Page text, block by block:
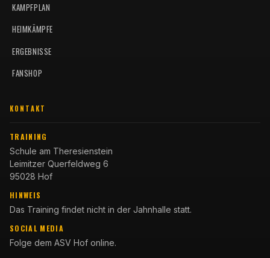
KAMPFPLAN
HEIMKÄMPFE
ERGEBNISSE
FANSHOP
KONTAKT
TRAINING
Schule am Theresienstein
Leimitzer Querfeldweg 6
95028 Hof
HINWEIS
Das Training findet nicht in der Jahnhalle statt.
SOCIAL MEDIA
Folge dem ASV Hof online.